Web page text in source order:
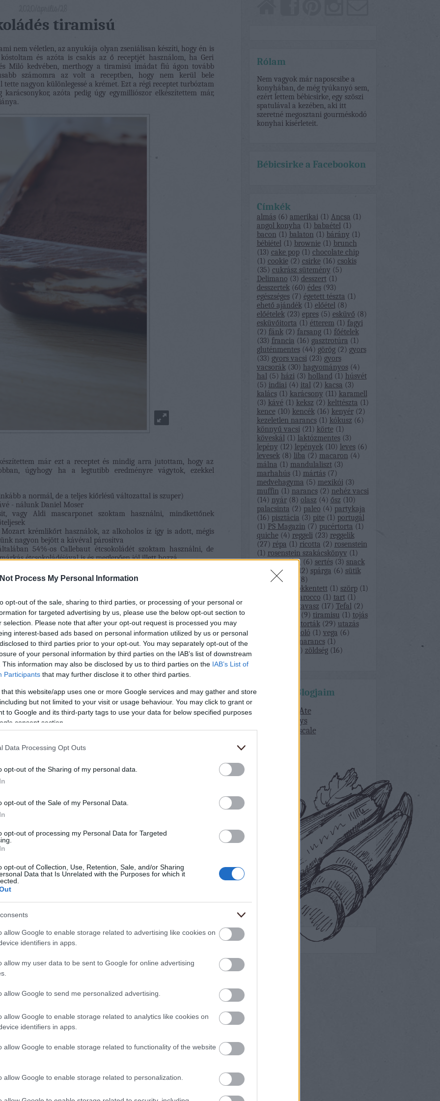
Process My Personal Information
opt-out of the sale, sharing to third parties, or processing of your personal or
for targeted advertising by us, please use the below opt-out section to
selection. Please note that after your opt-out request is processed you may
interest-based ads based on personal information utilized by us or personal
to third parties prior to your opt-out. You may separately opt-out of the
of your personal information by third parties on the IAB’s list of downstream
This information may also be disclosed by us to third parties on the IAB’s List of
Participants that may further disclose it to other third parties.
that this website/app uses one or more Google services and may gather and store
but not limited to your visit or usage behaviour. You may click to grant or
to Google and its third-party tags to use your data for below specified purposes
consent section.
Data Processing Opt Outs
opt-out of the Sharing of my personal data.
opt-out of the Sale of my Personal Data.
opt-out of processing my Personal Data for Targeted
opt-out of Collection, Use, Retention, Sale, and/or Sharing
Data that Is Unrelated with the Purposes for which it
allow Google to enable storage related to advertising like cookies on
identifiers in apps.
allow my user data to be sent to Google for online advertising
allow Google to send me personalized advertising.
allow Google to enable storage related to analytics like cookies on
identifiers in apps.
allow Google to enable storage related to functionality of the website
allow Google to enable storage related to personalization.
tiramisú
nem véletlen, az anyukája olyan zseniálisan készíti, hogy én is
és azóta is csakis az ő receptjét használom, ha Geri
Miló kedvében, merthogy a tiramisú imádat fiú ágon tovább
számomra az volt a receptben, hogy nem kerül bele
nagyon különlegessé a krémet. Ezt a régi receptet turbóztam
karácsonykor, azóta pedig úgy egymilliószor elkészítettem már,
már ezt a receptet és mindig arra jutottam, hogy az
úgyhogy ha a legtutibb eredményre vágytok, ezekkel
a normál, de a teljes kiőrlésű változattal is szuper)
- nálunk Daniel Moser
vagy Aldi mascarponet szoktam használni, mindkettőnek
krémlikőrt használok, az alkoholos íz így is adott, mégis
nagyon bejött a kávéval párosítva
54%-os Callebaut étcsokoládét szoktam használni, de
étcsokoládéjával is és meglepően jól illett hozzá
de mióta gyerekek is esznek belőle meg is gőzölöm egy kicsit a
fel
v. bármilyen edényhez)
Rólam
Nem vagyok már naposcsibe a
konyhában, de még tyúkanyó sem,
ezért lettem bébicsirke, egy szöszi
spatulával a kezében, aki itt
szeretné megosztani gourméskodó
konyhai kísérleteit.
Bébicsirke a Facebookon
Címkék
almás (6) amerikai (1) Ancsa (1)
angol konyha (1) babaétel (1)
bacon (1) balaton (1) bárány (1)
bébiétel (1) brownie (1) brunch
(13) cake pop (1) chocolate chip
(1) cookie (2) csirke (16) csokis
(35) cukrász sütemény (5)
Delimano (3) desszert (1)
desszertek (60) édes (93)
egészséges (7) égetett tészta (1)
ehető ajándék (1) előétel (8)
előételek (23) epres (5) esküvő (8)
esküvőitorta (1) étterem (1) fagyi
(2) fánk (2) farsang (1) főételek
(33) francia (16) gasztrotúra (1)
gluténmentes (44) görög (2) gyors
(33) gyors vacsi (23) gyors
vacsorák (30) hagyományos (4)
hal (5) házi (3) holland (1) húsvét
(5) indiai (4) ital (2) kacsa (3)
kalács (1) karácsony (11) karamell
(3) kávé (1) keksz (2) kelttészta (1)
kence (10) kencék (16) kenyér (2)
kezeletlen narancs (1) kókusz (6)
könnyű vacsi (21) körte (1)
köveskál (1) laktózmentes (3)
lepény (12) lepények (10) leves (6)
levesek (8) liba (2) macaron (4)
málna (1) mandulaliszt (3)
marhahús (1) mártás (7)
medvehagyma (5) mexikói (3)
muffin (1) narancs (2) nehéz vacsi
(14) nyár (8) olasz (4) ősz (10)
palacsinta (2) paleo (4) partykaja
(16) pisztácia (3) pite (1) portugál
(1) PS Magazin (7) pucértorta (1)
quiche (4) reggeli (23) reggelik
(27) répa (1) ricotta (2) rosenstein
(1) rosenstein szakácskönyv (1)
sajt (4) saláta (6) sertés (3) snack
snackek 12) spárga (6) sütik
sütőtök (8)
szénhidrátcsökkentett (1) szörp (1)
tarocco (1) tart (1)
tavasz (17) Tefal (2)
(9) tiramisu (1) tojás
torták (29) utazás
útibeszámoló (1) vega (6)
vérnarancs (1)
) zöldség (16)
Kedvenc Blogjaim
What Katie Ate
delicious days
Lorraine Pascale